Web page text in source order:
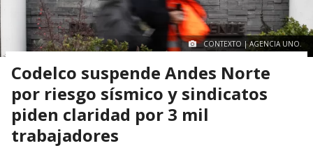
CONTEXTO | AGENCIA UNO.
Codelco suspende Andes Norte
por riesgo sísmico y sindicatos
piden claridad por 3 mil
trabajadores